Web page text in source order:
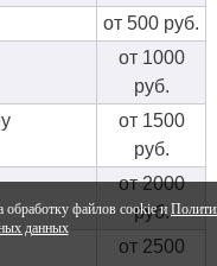
обработку файлов cookie и
данных
от 500 руб.
от 1000
руб.
от 1500
руб.
от 2000
руб.
от 2500